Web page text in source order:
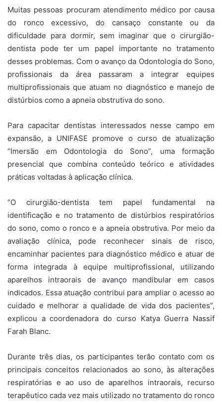
Muitas pessoas procuram atendimento médico por causa
do ronco excessivo, do cansaço constante ou da
dificuldade para dormir, sem imaginar que o cirurgião-
dentista pode ter um papel importante no tratamento
desses problemas. Com o avanço da Odontologia do Sono,
profissionais da área passaram a integrar equipes
multiprofissionais que atuam no diagnóstico e manejo de
distúrbios como a apneia obstrutiva do sono.
Para capacitar dentistas interessados nesse campo em
expansão, a UNIFASE promove o curso de atualização
“Imersão em Odontologia do Sono”, uma formação
presencial que combina conteúdo teórico e atividades
práticas voltadas à aplicação clínica.
“O cirurgião-dentista tem papel fundamental na
identificação e no tratamento de distúrbios respiratórios
do sono, como o ronco e a apneia obstrutiva. Por meio da
avaliação clínica, pode reconhecer sinais de risco,
encaminhar pacientes para diagnóstico médico e atuar de
forma integrada à equipe multiprofissional, utilizando
aparelhos intraorais de avanço mandibular em casos
indicados. Essa atuação contribui para ampliar o acesso ao
cuidado e melhorar a qualidade de vida dos pacientes”,
explicou a coordenadora do curso Katya Guerra Nassif
Farah Blanc.
Durante três dias, os participantes terão contato com os
principais conceitos relacionados ao sono, às alterações
respiratórias e ao uso de aparelhos intraorais, recurso
terapêutico cada vez mais utilizado no tratamento do ronco